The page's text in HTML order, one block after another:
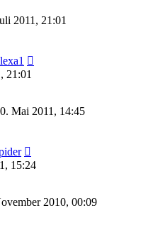
2011, 21:01
21:01
Mai 2011, 14:45
15:24
2010, 00:09